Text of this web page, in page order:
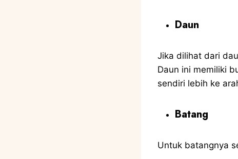
Daun
Jika dilihat dari
Daun ini memiliki
sendiri lebih ke
Batang
Untuk batangnya